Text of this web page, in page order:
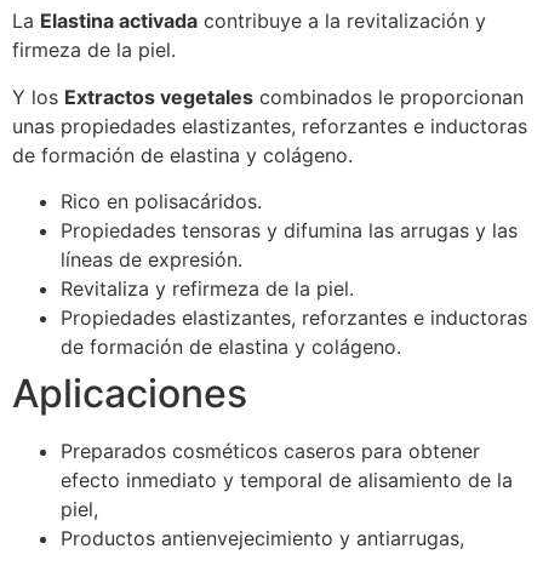
La Elastina activada contribuye a la revitalización y
firmeza de la piel.
Y los Extractos vegetales combinados le proporcionan
unas propiedades elastizantes, reforzantes e inductoras
de formación de elastina y colágeno.
Rico en polisacáridos.
Propiedades tensoras y difumina las arrugas y las
líneas de expresión.
Revitaliza y refirmeza de la piel.
Propiedades elastizantes, reforzantes e inductoras
de formación de elastina y colágeno.
Aplicaciones
Preparados cosméticos caseros para obtener
efecto inmediato y temporal de alisamiento de la
piel,
Productos antienvejecimiento y antiarrugas,